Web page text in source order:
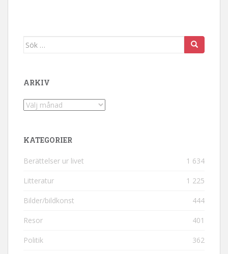
Sök efter:
ARKIV
Arkiv
KATEGORIER
Berättelser ur livet 1 634
Litteratur 1 225
Bilder/bildkonst 444
Resor 401
Politik 362